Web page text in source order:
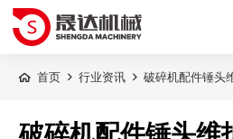
首页 行业资讯 破碎机配件锤头